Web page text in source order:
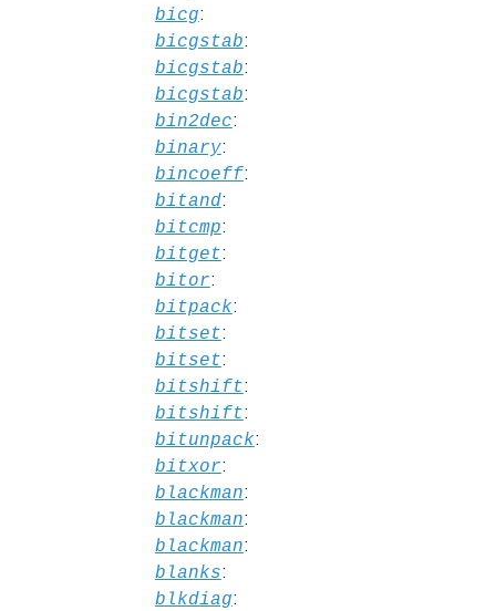
bicg:
bicgstab:
bicgstab:
bicgstab:
bin2dec:
binary:
bincoeff:
bitand:
bitcmp:
bitget:
bitor:
bitpack:
bitset:
bitset:
bitshift:
bitshift:
bitunpack:
bitxor:
blackman:
blackman:
blackman:
blanks:
blkdiag: